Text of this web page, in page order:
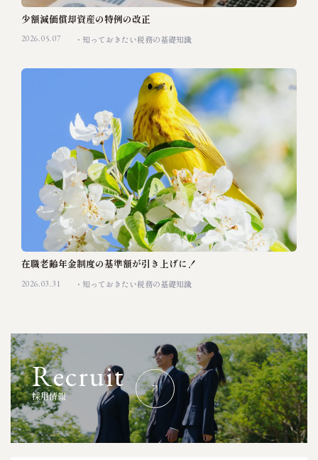
少額減価償却資産の特例の改正
2026.05.07 知っておきたい税務の基礎知識
在職老齢年金制度の基準額が引き上げに！
2026.03.31 知っておきたい税務の基礎知識
採用情報
Recruit